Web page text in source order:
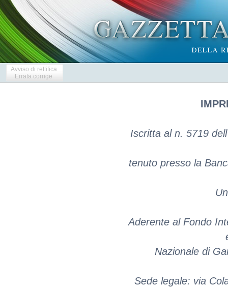
Avviso di rettifica
Errata corrige
Iscritta al n. 5719
tenuto presso la
Aderente al Fondo
Nazionale di
Sede legale: via